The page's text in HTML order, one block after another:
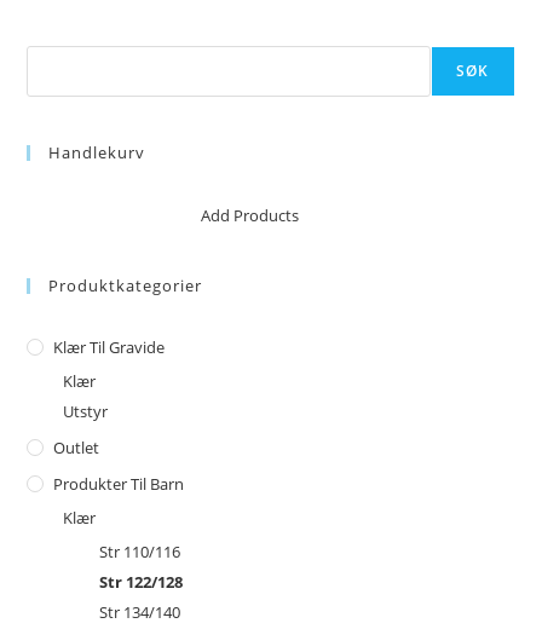
SØK
Handlekurv
No products in the cart.Add Products
Produktkategorier
Klær Til Gravide
Klær
Utstyr
Outlet
Produkter Til Barn
Klær
Str 110/116
Str 122/128
Str 134/140